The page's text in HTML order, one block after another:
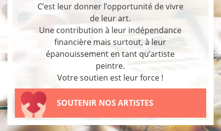
C’est leur donner l’opportunité de vivre
de leur art.
Une contribution à leur indépendance
financière mais surtout, à leur
épanouissement en tant qu’artiste
peintre.
Votre soutien est leur force !
SOUTENIR NOS ARTISTES